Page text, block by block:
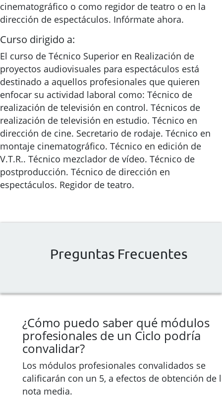
cinematográfico o como regidor de teatro o en la
dirección de espectáculos. Infórmate ahora.
Curso dirigido a:
El curso de Técnico Superior en Realización de
proyectos audiovisuales para espectáculos está
destinado a aquellos profesionales que quieren
enfocar su actividad laboral como: Técnico de
realización de televisión en control. Técnicos de
realización de televisión en estudio. Técnico en
dirección de cine. Secretario de rodaje. Técnico en
montaje cinematográfico. Técnico en edición de
V.T.R.. Técnico mezclador de vídeo. Técnico de
postproducción. Técnico de dirección en
espectáculos. Regidor de teatro.
Preguntas Frecuentes
¿Cómo puedo saber qué módulos
profesionales de un Ciclo podría
convalidar?
Los módulos profesionales convalidados se
calificarán con un 5, a efectos de obtención de
nota media.